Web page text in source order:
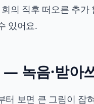
의 직후 떠오른 추가
있어요.
녹음·받아
터 보면 큰 그림이 잡